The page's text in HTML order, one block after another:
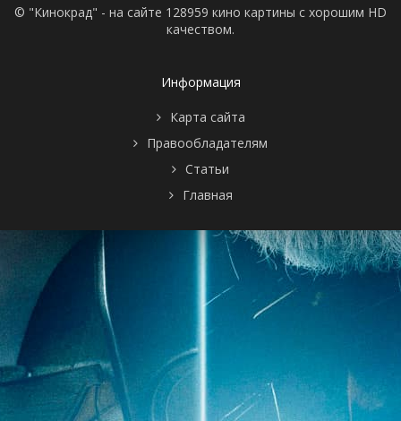
© "Кинокрад" - на сайте 128959 кино картины с хорошим HD
качеством.
Информация
Карта сайта
Правообладателям
Статьи
Главная